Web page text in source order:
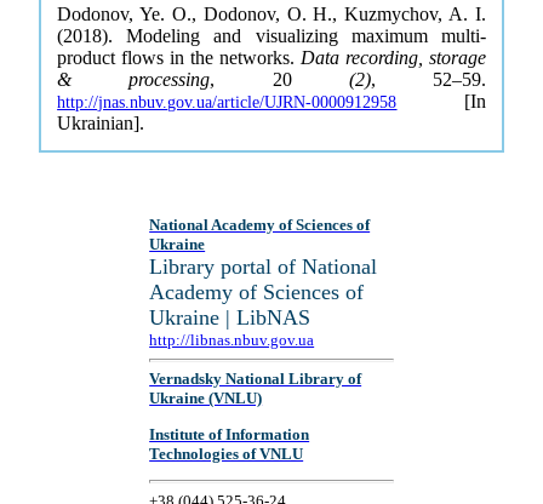
Dodonov, Ye. O., Dodonov, O. H., Kuzmychov, A. I.
(2018). Modeling and visualizing maximum multi-
product flows in the networks. Data recording, storage
& processing, 20 (2), 52–59.
http://jnas.nbuv.gov.ua/article/UJRN-0000912958 [In
Ukrainian].
National Academy of Sciences of
Ukraine
Library portal of National
Academy of Sciences of
Ukraine | LibNAS
http://libnas.nbuv.gov.ua
Vernadsky National Library of
Ukraine (VNLU)
Institute of Information
Technologies of VNLU